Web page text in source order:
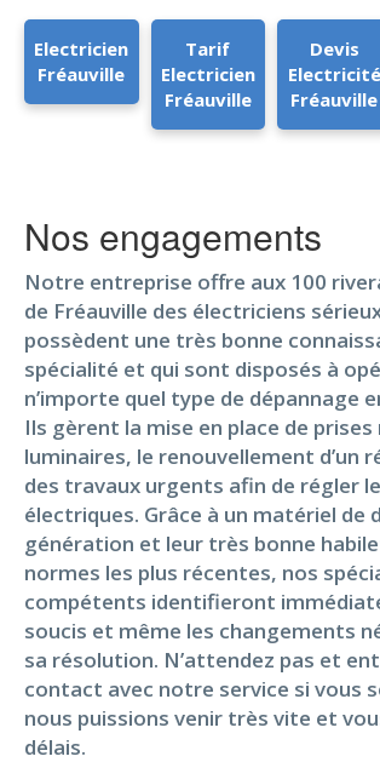
Electricien
Fréauville
Tarif
Electricien
Fréauville
Devis
Electricité
Fréauville
Nos engagements
Notre entreprise offre aux 100
de Fréauville des électriciens
possèdent une très bonne
spécialité et qui sont disposés à
n’importe quel type de dépannage
Ils gèrent la mise en place de prises
luminaires, le renouvellement d’un
des travaux urgents afin de régler
électriques. Grâce à un matériel de
génération et leur très bonne
normes les plus récentes, nos
compétents identifieront
soucis et même les changements
sa résolution. N’attendez pas et
contact avec notre service si vous
nous puissions venir très vite et
délais.